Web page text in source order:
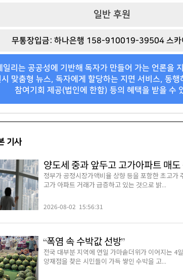
일반 후원
무통장입금: 하나은행 158-910019-39504 스카
일리는 공공성에 기반해 독자가 만들어 가는 언론을
맞춤형 뉴스, 독자에게 할당하는 지면 서비스, 동행
참여기회 제공(법인에 한함) 등의 혜택을 받을 수
기사
양도세 중과 앞두고 고가아파트 매도
정부가 공정시장가액비율 상향 등을 포함한 초고가
고가 아파트 거래가 급증하고 있는 것으로 밝...
2026-08-02 15:56:31
“폭염 속 수박값 선방”
전국 대부분 지역에 연일 가마솥더위가 이어지는 4
양재점을 찾은 시민들이 가득 쌓인 수박을 고...